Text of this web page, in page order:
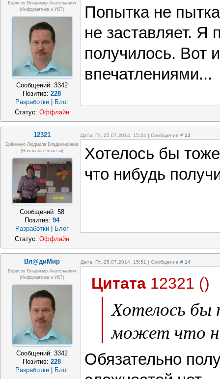
Борисов Владимир Анатольевич
(информатика и ИКТ)
Сообщений: 3342
Позитив:228
Разработки
Блог
Попытка не
не заставляет. Я
получилось. Вот
впечатлениями...
Статус: Оффлайн
12321 Дата: Пт, 25.07.2014, 15:24 | Сообщение # 13
Ерёменко Людмила Владимировна
(начальные классы)
Сообщений: 58
Позитив: 94
Разработки
Блог
Хотелось бы
что нибудь
Статус: Оффлайн
Вл@диМир Дата: Пт, 25.07.2014, 15:51 | Сообщение # 14
Борисов Владимир Анатольевич
(информатика и ИКТ)
Сообщений: 3342
Позитив:228
Разработки
Блог
Цитата 12321 ()
Хотелось
может что
Обязательно